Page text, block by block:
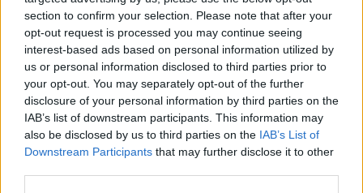
section to confirm your selection. Please note that after your
opt-out request is processed you may continue seeing
interest-based ads based on personal information utilized by
us or personal information disclosed to third parties prior to
your opt-out. You may separately opt-out of the further
disclosure of your personal information by third parties on the
IAB’s list of downstream participants. This information may
also be disclosed by us to third parties on the IAB’s List of
Downstream Participants that may further disclose it to other
mažametį vaiką
Žinios | Pasaulis
00:01:20
Masinė galbėjimo operacija JAV: ankštame name
aptiko 90 pagrobtųjų – įtariama žmonių kontrabanda
Žinios | Pasaulis